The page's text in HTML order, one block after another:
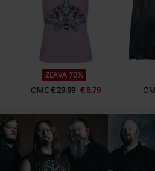
ZĽAVA 70%
OMC€ 29,99 € 8,79